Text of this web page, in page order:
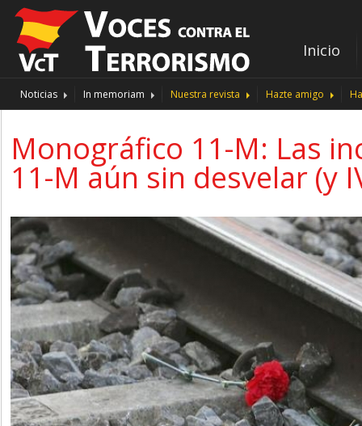
Inicio
Noticias In memoriam Nuestra revista Hazte amigo
Monográfico 11-M: Las
11-M aún sin desvelar (y